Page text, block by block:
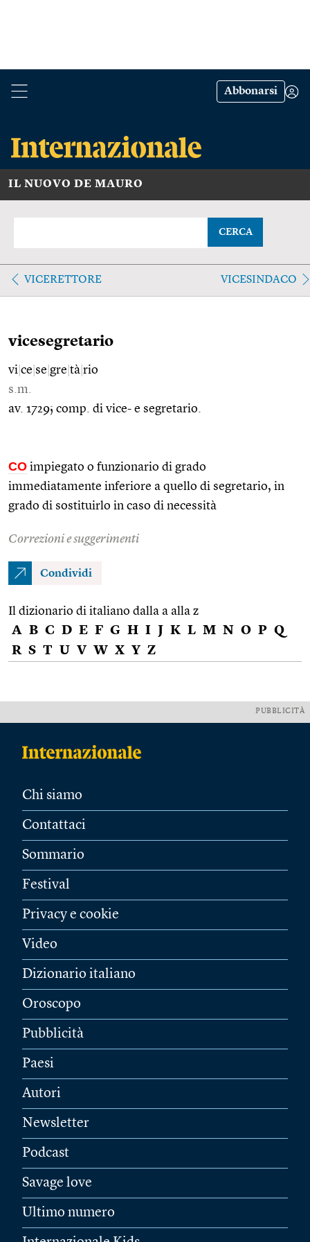
Abbonarsi
IL NUOVO DE MAURO
CERCA
VICERETTORE VICESINDACO
vicesegretario
vi ce se gre tà rio
s.m.
av. 1729; comp. di vice- e segretario.
CO impiegato o funzionario di grado
immediatamente inferiore a quello di segretario, in
grado di sostituirlo in caso di necessità
Correzioni e suggerimenti
Condividi
Il dizionario di italiano dalla a alla z
A B C D E F G H I J K L M N O P Q
R S T U V W X Y Z
PUBBLICITÀ
Chi siamo
Contattaci
Sommario
Festival
Privacy e cookie
Video
Dizionario italiano
Oroscopo
Pubblicità
Paesi
Autori
Newsletter
Podcast
Savage love
Ultimo numero